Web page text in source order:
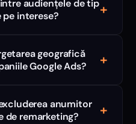
audiențele de tip
pe interese?
+
geografică
Google Ads?
+
anumitor
de remarketing?
+